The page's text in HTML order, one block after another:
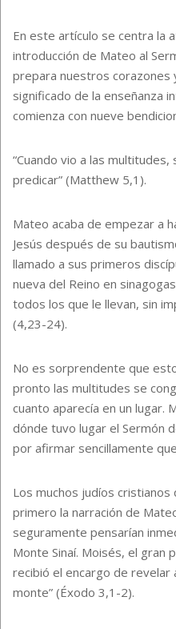
En este artículo se centra la
introducción de Mateo al
prepara nuestros corazones
significado de la enseñanza
comienza con nueve
“Cuando vio a las
predicar” (Matthew 5,1).
Mateo acaba de empezar a
Jesús después de su
llamado a sus primeros
nueva del Reino en
todos los que le llevan, sin
(4,23-24).
No es sorprendente que
pronto las multitudes se
cuanto aparecía en un lugar.
dónde tuvo lugar el Sermón
por afirmar sencillamente
Los muchos judíos cristianos
primero la narración de
seguramente pensarían
Monte Sinaí. Moisés, el
recibió el encargo de revelar
monte” (Éxodo 3,1-2).